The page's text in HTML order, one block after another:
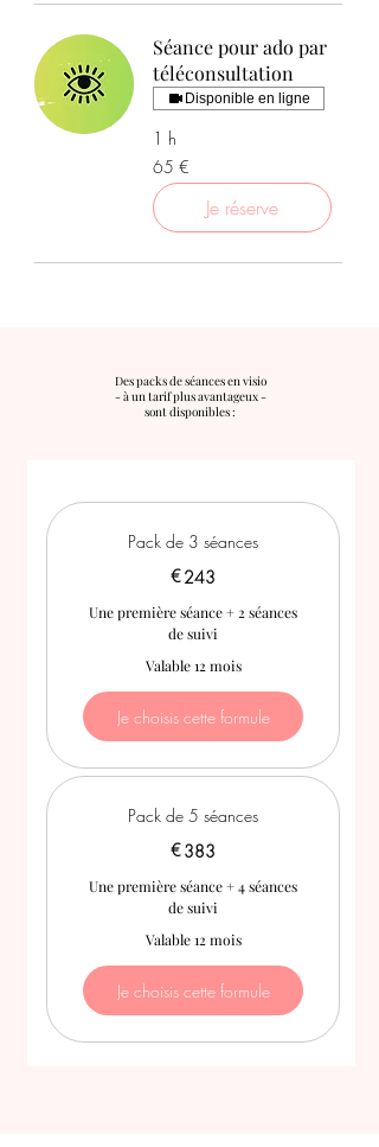
Séance pour ado par
téléconsultation
Disponible en ligne
1 h
65
euros
65 €
Je réserve
Des packs de séances en visio
- à un tarif plus avantageux -
sont disponibles :
Pack de 3 séances
€243
Une première séance + 2 séances
de suivi
Valable 12 mois
Je choisis cette formule
Pack de 5 séances
€383
Une première séance + 4 séances
de suivi
Valable 12 mois
Je choisis cette formule